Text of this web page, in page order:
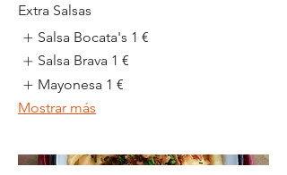
Extra Salsas
Salsa Bocata's 1 €
Salsa Brava 1 €
Mayonesa 1 €
Mostrar más